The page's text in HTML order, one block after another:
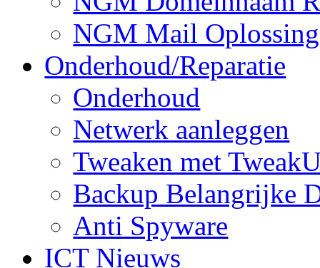
NGM Mail
Onderhoud/Reparatie
Onderhoud
Netwerk aanleggen
Tweaken met
Backup Belangrijke
Anti Spyware
ICT Nieuws